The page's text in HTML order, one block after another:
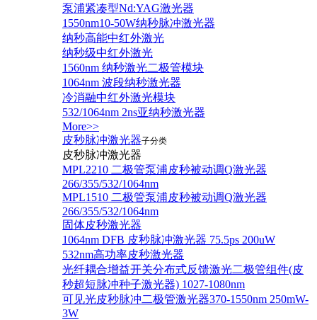
泵浦紧凑型Nd:YAG激光器
1550nm10-50W纳秒脉冲激光器
纳秒高能中红外激光
纳秒级中红外激光
1560nm 纳秒激光二极管模块
1064nm 波段纳秒激光器
冷消融中红外激光模块
532/1064nm 2ns亚纳秒激光器
More>>
皮秒脉冲激光器子分类
皮秒脉冲激光器
​MPL2210 二极管泵浦皮秒被动调Q激光器
266/355/532/1064nm
MPL1510 二极管泵浦皮秒被动调Q激光器
266/355/532/1064nm
固体皮秒激光器
1064nm DFB 皮秒脉冲激光器 75.5ps 200uW
532nm高功率皮秒激光器
光纤耦合增益开关分布式反馈激光二极管组件(皮
秒超短脉冲种子激光器) 1027-1080nm
可见光皮秒脉冲二极管激光器370-1550nm 250mW-
3W